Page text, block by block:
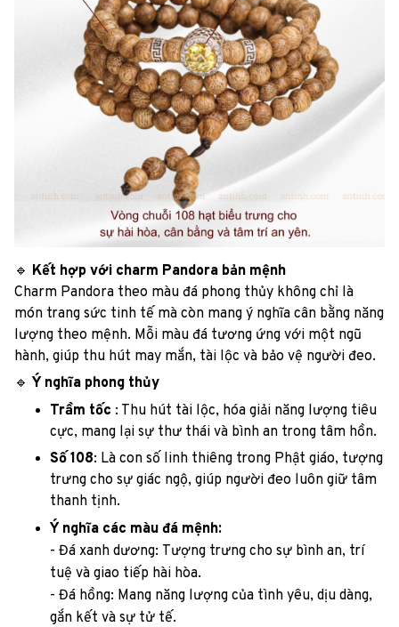
🔹 Kết hợp với charm Pandora bản mệnh
Charm Pandora theo màu đá phong thủy không chỉ là
món trang sức tinh tế mà còn mang ý nghĩa cân bằng năng
lượng theo mệnh. Mỗi màu đá tương ứng với một ngũ
hành, giúp thu hút may mắn, tài lộc và bảo vệ người đeo.
🔹 Ý nghĩa phong thủy
Trầm tốc : Thu hút tài lộc, hóa giải năng lượng tiêu
cực, mang lại sự thư thái và bình an trong tâm hồn.
Số 108: Là con số linh thiêng trong Phật giáo, tượng
trưng cho sự giác ngộ, giúp người đeo luôn giữ tâm
thanh tịnh.
Ý nghĩa các màu đá mệnh:
- Đá xanh dương: Tượng trưng cho sự bình an, trí
tuệ và giao tiếp hài hòa.
- Đá hồng: Mang năng lượng của tình yêu, dịu dàng,
gắn kết và sự tử tế.